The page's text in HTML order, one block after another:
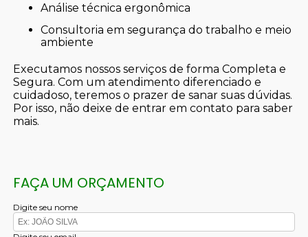
análise técnica ergonômica
consultoria em segurança do trabalho e meio
ambiente
Executamos nossos serviços de forma Completa e
Segura. Com um atendimento diferenciado e
cuidadoso, teremos o prazer de sanar suas dúvidas.
Por isso, não deixe de entrar em contato para saber
mais.
FAÇA UM ORÇAMENTO
Digite seu nome